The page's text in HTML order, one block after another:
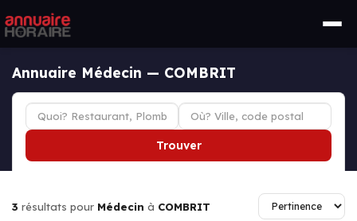
Annuaire Médecin — COMBRIT
Trouver
3 résultats pour Médecin à COMBRIT